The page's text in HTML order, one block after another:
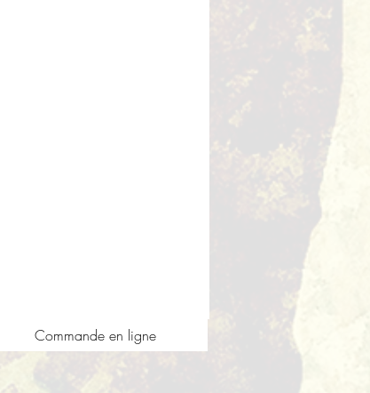
Commande en ligne